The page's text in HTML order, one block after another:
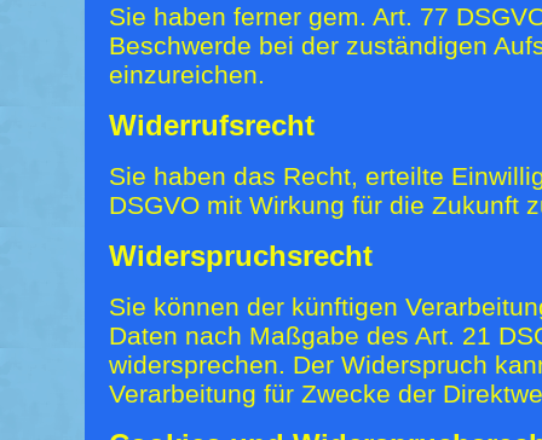
Sie haben ferner gem. Art. 77
Beschwerde bei der zuständigen
einzureichen.
Widerrufsrecht
Sie haben das Recht, erteilte
DSGVO mit Wirkung für die Zukunft
Widerspruchsrecht
Sie können der künftigen
Daten nach Maßgabe des Art. 21
widersprechen. Der Widerspruch
Verarbeitung für Zwecke der